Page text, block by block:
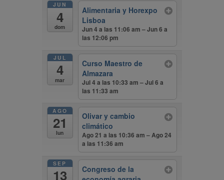
JUN
4
dom
Alimentaria y Horexpo
Lisboa
Jun 4 a las 11:06 am – Jun 6 a
las 12:06 pm
JUL
4
mar
Curso Maestro de
Almazara
Jul 4 a las 10:33 am – Jul 6 a
las 11:33 am
AGO
21
lun
Olivar y cambio
climático
Ago 21 a las 10:36 am – Ago 24
a las 11:36 am
SEP
13
Congreso de la